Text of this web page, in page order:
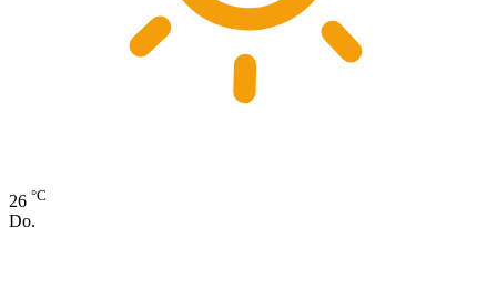
26 °C
Do.